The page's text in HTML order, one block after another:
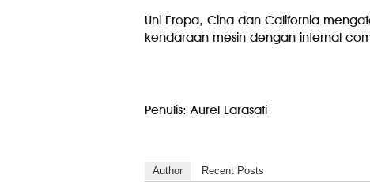
Uni Eropa, Cina dan California
kendaraan mesin dengan internal
Penulis: Aurel Larasati
Author Recent Posts